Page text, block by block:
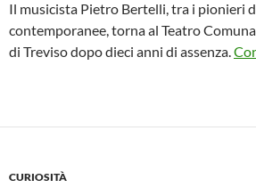
Il musicista Pietro Bertelli, tra i pionieri
contemporanee, torna al Teatro
di Treviso dopo dieci anni di assenza.
CURIOSITÀ